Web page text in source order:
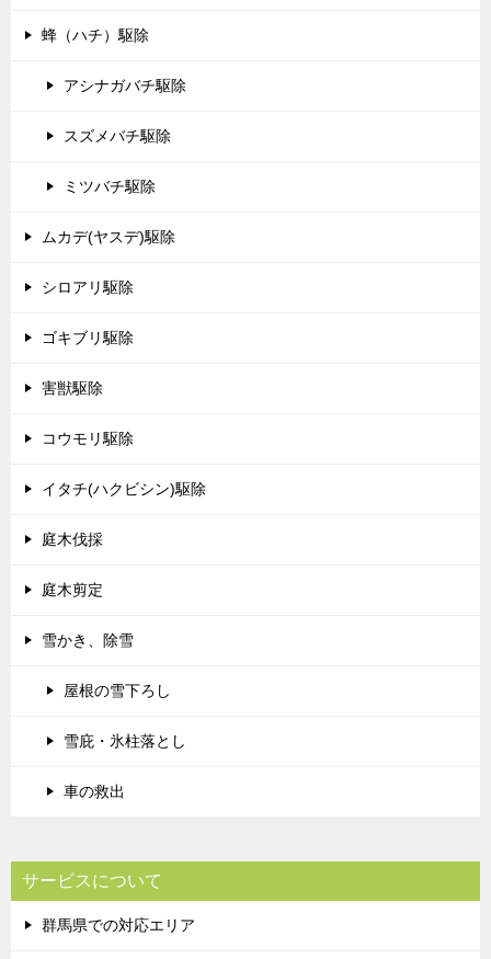
蜂（ハチ）駆除
アシナガバチ駆除
スズメバチ駆除
ミツバチ駆除
ムカデ(ヤスデ)駆除
シロアリ駆除
ゴキブリ駆除
害獣駆除
コウモリ駆除
イタチ(ハクビシン)駆除
庭木伐採
庭木剪定
雪かき、除雪
屋根の雪下ろし
雪庇・氷柱落とし
車の救出
サービスについて
群馬県での対応エリア